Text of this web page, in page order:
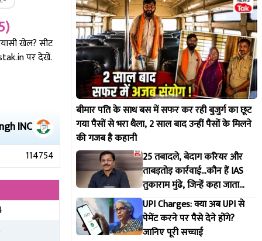
खेल? सीट
पर देखें.
INC
114754
बीमार पति के साथ बस में सफर कर रही बुजुर्ग का छूट
गया पैसों से भरा थैला, 2 साल बाद उन्हीं पैसों के मिलने
की गजब है कहानी
25 तबादले, बेदाग करियर और
ताबड़तोड़ कार्रवाई...कौन हैं IAS
तुकाराम मुंढे, जिन्हें कहा जाता
महाराष्ट्र FDA का 'सिंघम'
UPI Charges: क्या अब UPI से
पेमेंट करने पर पैसे देने होंगे?
जानिए पूरी सच्चाई